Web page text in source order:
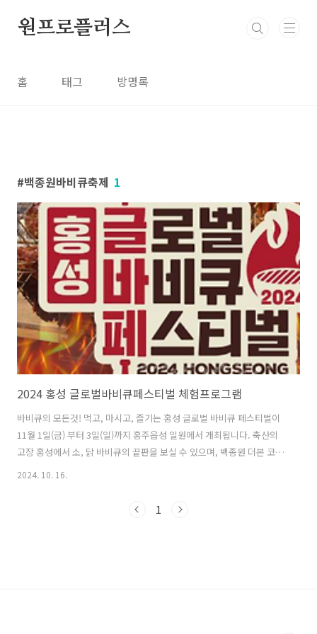
원프로플러스
홈 태그 방명록
백종원바비큐축제 1
2024 홍성 글로벌바비큐페스티벌 체험프로그램
바비큐의 모든것! 먹고, 마시고, 즐기는 홍성 글로벌 바비큐 페스티벌이
11월 1일(금) 부터 3일(일)까지 홍주읍성 일원에서 개최됩니다. 축산의
고장 홍성에서 소, 닭 바비큐의 끝판을 보실 수 있으며, 백종원 더본 코리
아 등 다양한 참여프로그램이 더욱 축제의 열기를 뜨겁게 달굴 예정입니
벌 기본정보 기간 : 2023.11.03 ~ 2023.11.05위치 : 충청남도 홍성군 홍
2024. 10. 16.
1